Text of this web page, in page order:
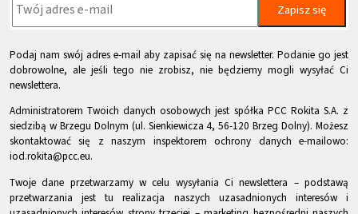
Zapisz się
Podaj nam swój adres e-mail aby zapisać się na newsletter. Podanie go jest
dobrowolne, ale jeśli tego nie zrobisz, nie będziemy mogli wysyłać Ci
newslettera.
Administratorem Twoich danych osobowych jest spółka PCC Rokita S.A. z
siedzibą w Brzegu Dolnym (ul. Sienkiewicza 4, 56-120 Brzeg Dolny). Możesz
skontaktować się z naszym inspektorem ochrony danych e-mailowo:
iod.rokita@pcc.eu.
Twoje dane przetwarzamy w celu wysyłania Ci newslettera – podstawą
przetwarzania jest tu realizacja naszych uzasadnionych interesów i